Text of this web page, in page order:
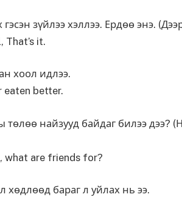
гэсэн зүйлээ хэллээ. Ердөө энэ.
That’s it.
хоол идлээ.
eaten better.
найзууд байдаг билээ дээ?
what are friends for?
хөдлөөд бараг л уйлах нь ээ.